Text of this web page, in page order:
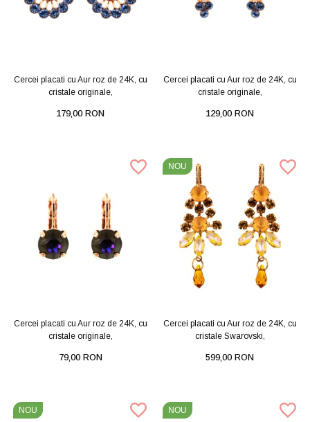
Cercei placati cu Aur roz de 24K, cu
cristale originale,
179,00 RON
Cercei placati cu Aur roz de 24K, cu
cristale originale,
129,00 RON
Cercei placati cu Aur roz de 24K, cu
cristale originale,
79,00 RON
NOU
Cercei placati cu Aur roz de 24K, cu
cristale Swarovski,
599,00 RON
NOU NOU